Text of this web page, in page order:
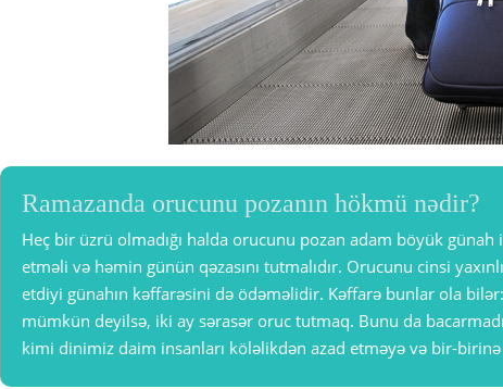
Ramazanda orucunu pozanın hökmü nədir?
Heç bir üzrü olmadığı halda orucunu pozan adam böyük günah
etməli və həmin günün qəzasını tutmalıdır. Orucunu cinsi
etdiyi günahın kəffarəsini də ödəməlidir. Kəffarə bunlar ola
mümkün deyilsə, iki ay sərasər oruc tutmaq. Bunu da
kimi dinimiz daim insanları köləlikdən azad etməyə və bir-